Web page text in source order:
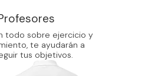
todo sobre ejercicio y
te ayudarán a
tus objetivos.